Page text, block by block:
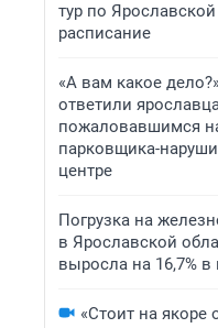
тур по
расписание
«А вам какое
ответили
пожаловавшимся
парковщика-
центре
Погрузка на
в Ярославской
выросла на 16,7%
«Стоит на якоре